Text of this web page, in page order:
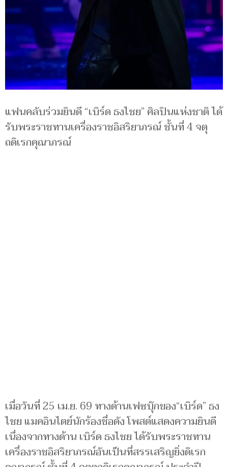
แฟนคลับร่วมยินดี “เบิร์ด ธงไชย” ศิลปินแห่งชาติ ได้
รับพระราชทานเครื่องราชอิสริยาภรณ์ ชั้นที่ 4 จตุ
ถดิเรกคุณาภรณ์
เมื่อวันที่ 25 เม.ย. 69 ทางด้านเฟซบุ๊กของ“เบิร์ด” ธง
ไชย แมคอินไตย์นักร้องชื่อดัง โพสต์แสดงความยินดี
เนื่องจากทางด้าน เบิร์ด ธงไชย ได้รับพระราชทาน
เครื่องราชอิสริยาภรณ์อันเป็นที่สรรเสริญยิ่งดิเรก